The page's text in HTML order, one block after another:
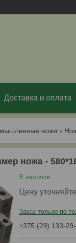
Доставка и оплата
ножи
ножа -
В наличии
Цену уточняйте
Заказ только по
+375 (29) 133-